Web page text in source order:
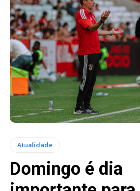
Atualidade
Domingo é dia